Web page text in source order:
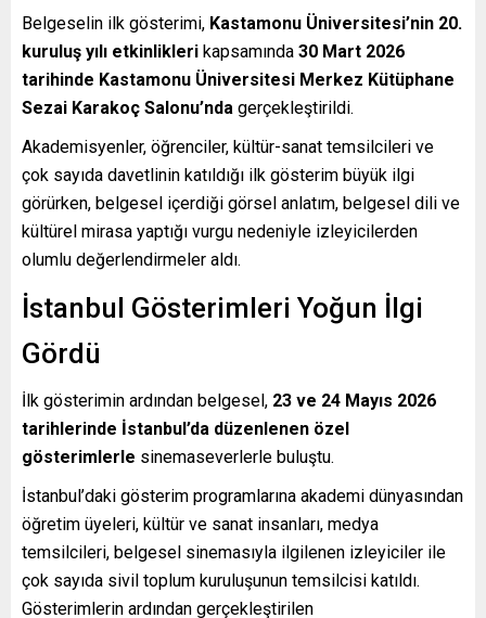
Belgeselin ilk gösterimi, Kastamonu Üniversitesi’nin 20.
kuruluş yılı etkinlikleri kapsamında 30 Mart 2026
tarihinde Kastamonu Üniversitesi Merkez Kütüphane
Sezai Karakoç Salonu’nda gerçekleştirildi.
Akademisyenler, öğrenciler, kültür-sanat temsilcileri ve
çok sayıda davetlinin katıldığı ilk gösterim büyük ilgi
görürken, belgesel içerdiği görsel anlatım, belgesel dili ve
kültürel mirasa yaptığı vurgu nedeniyle izleyicilerden
olumlu değerlendirmeler aldı.
İstanbul Gösterimleri Yoğun İlgi
Gördü
İlk gösterimin ardından belgesel, 23 ve 24 Mayıs 2026
tarihlerinde İstanbul’da düzenlenen özel
gösterimlerle sinemaseverlerle buluştu.
İstanbul’daki gösterim programlarına akademi dünyasından
öğretim üyeleri, kültür ve sanat insanları, medya
temsilcileri, belgesel sinemasıyla ilgilenen izleyiciler ile
çok sayıda sivil toplum kuruluşunun temsilcisi katıldı.
Gösterimlerin ardından gerçekleştirilen